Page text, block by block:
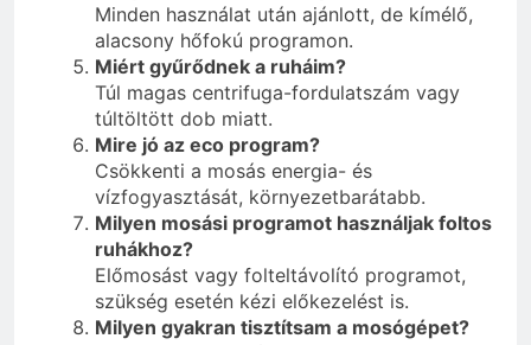
Minden használat után ajánlott, de kímélő,
alacsony hőfokú programon.
Miért gyűrődnek a ruháim?
Túl magas centrifuga-fordulatszám vagy
túltöltött dob miatt.
Mire jó az eco program?
Csökkenti a mosás energia- és
vízfogyasztását, környezetbarátabb.
Milyen mosási programot használjak foltos
ruhákhoz?
Előmosást vagy folteltávolító programot,
szükség esetén kézi előkezelést is.
Milyen gyakran tisztítsam a mosógépet?